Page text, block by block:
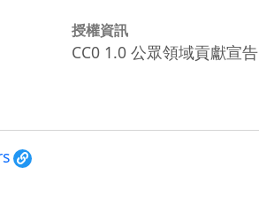
授權資訊
CC0 1.0 公眾領域貢獻宣告